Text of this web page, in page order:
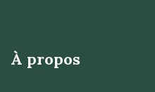
À propos